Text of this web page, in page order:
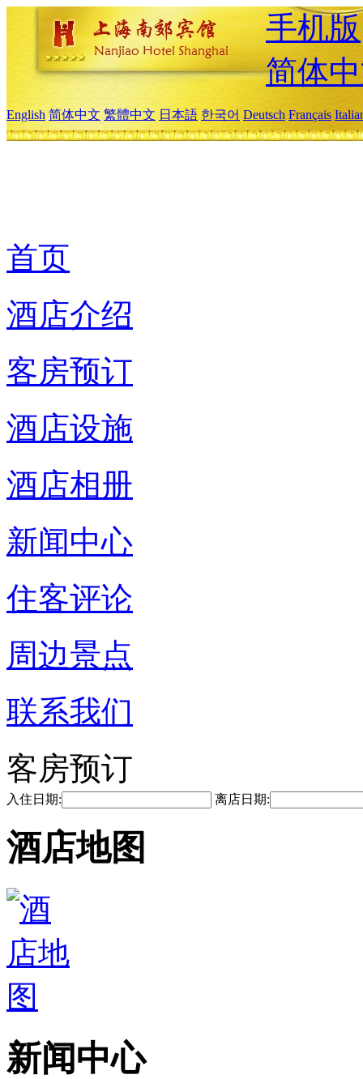
手机版
简体
English 简体中文 繁體中文 日本語 한국어 Deutsch Français
首页
酒店介绍
客房预订
酒店设施
酒店相册
新闻中心
住客评论
周边景点
联系我们
客房预订
入住日期: 离店日期:
酒店地图
新闻中心